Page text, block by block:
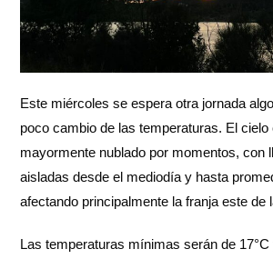
Este miércoles se espera otra jornada
poco cambio de las temperaturas. El cielo
mayormente nublado por momentos, con
aisladas desde el mediodía y hasta
afectando principalmente la franja este de
Las temperaturas mínimas serán de